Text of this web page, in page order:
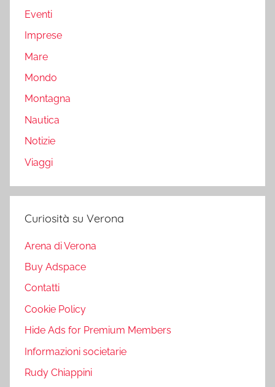
Eventi
Imprese
Mare
Mondo
Montagna
Nautica
Notizie
Viaggi
Curiosità su Verona
Arena di Verona
Buy Adspace
Contatti
Cookie Policy
Hide Ads for Premium Members
Informazioni societarie
Rudy Chiappini